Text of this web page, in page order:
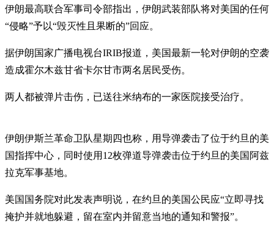
伊朗最高联合军事司令部指出，伊朗武装部队将对美国的任何
“侵略”予以“毁灭性且果断的”回应。
据伊朗国家广播电视台IRIB报道，美国最新一轮对伊朗的空袭
造成霍尔木兹甘省卡尔甘市两名居民受伤。
两人都被弹片击伤，已送往米纳布的一家医院接受治疗。
伊朗伊斯兰革命卫队星期四也称，用导弹袭击了位于约旦的美
国指挥中心，同时使用12枚弹道导弹袭击位于约旦的美国阿兹
拉克军事基地。
美国国务院对此发表声明说，在约旦的美国公民应“立即寻找
掩护并就地躲避，留在室内并留意当地的通知和警报”。